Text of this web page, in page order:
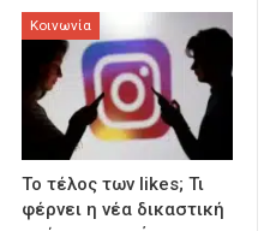
Κοινωνία
To τέλος των likes; Τι
φέρνει η νέα δικαστική